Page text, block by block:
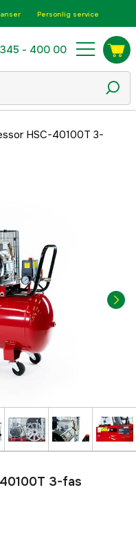
Personlig service
- 400 00
HSC-40100T 3-
3-fas